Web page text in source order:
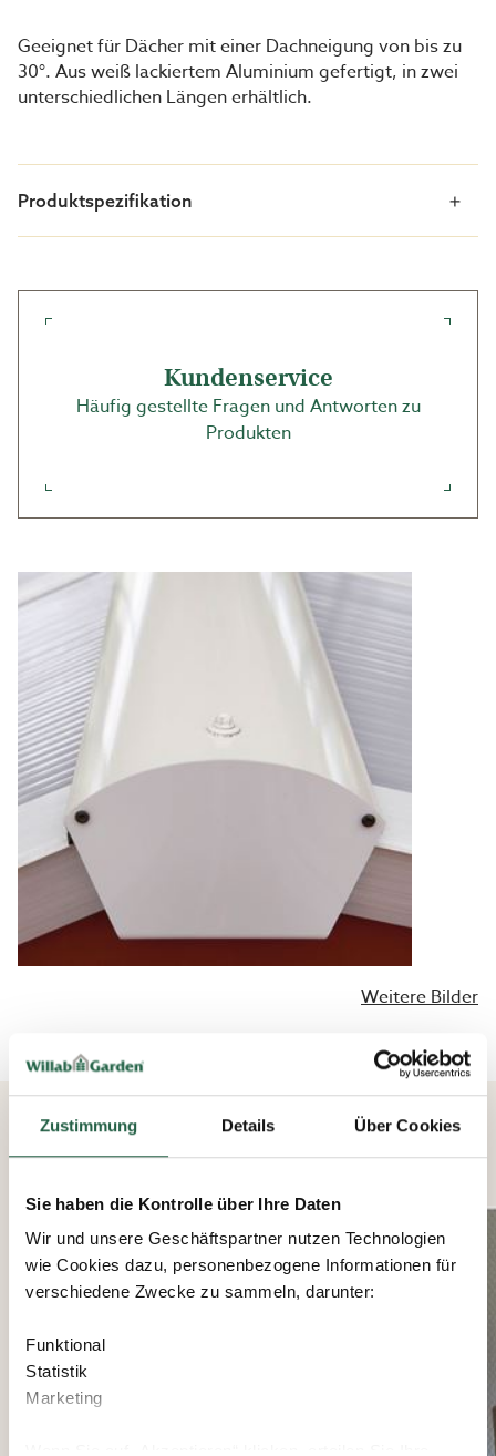
Zustimmung Details Über Cookies
Sie haben die Kontrolle über Ihre Daten
Wir und unsere Geschäftspartner nutzen Technologien
wie Cookies dazu, personenbezogene Informationen für
verschiedene Zwecke zu sammeln, darunter:
Funktional
Statistik
Marketing
Geeignet für Dächer mit einer Dachneigung von bis zu
30°. Aus weiß lackiertem Aluminium gefertigt, in zwei
unterschiedlichen Längen erhältlich.
Produktspezifikation
Kundenservice
Häufig gestellte Fragen und Antworten zu
Produkten
Weitere Bilder